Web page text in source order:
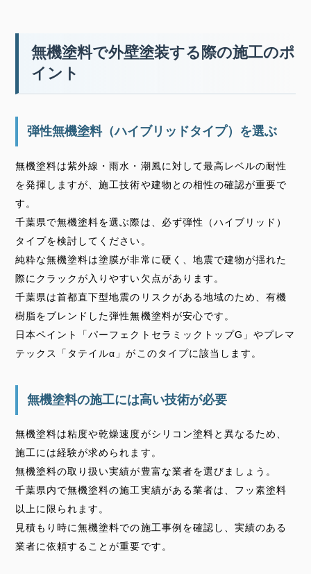
無機塗料で外壁塗装する際の施工のポ
イント
弾性無機塗料（ハイブリッドタイプ）を選ぶ
無機塗料は紫外線・雨水・潮風に対して最高レベルの耐性
を発揮しますが、施工技術や建物との相性の確認が重要で
す。
千葉県で無機塗料を選ぶ際は、必ず弾性（ハイブリッド）
タイプを検討してください。
純粋な無機塗料は塗膜が非常に硬く、地震で建物が揺れた
際にクラックが入りやすい欠点があります。
千葉県は首都直下型地震のリスクがある地域のため、有機
樹脂をブレンドした弾性無機塗料が安心です。
日本ペイント「パーフェクトセラミックトップG」やプレマ
テックス「タテイルα」がこのタイプに該当します。
無機塗料の施工には高い技術が必要
無機塗料は粘度や乾燥速度がシリコン塗料と異なるため、
施工には経験が求められます。
無機塗料の取り扱い実績が豊富な業者を選びましょう。
千葉県内で無機塗料の施工実績がある業者は、フッ素塗料
以上に限られます。
見積もり時に無機塗料での施工事例を確認し、実績のある
業者に依頼することが重要です。